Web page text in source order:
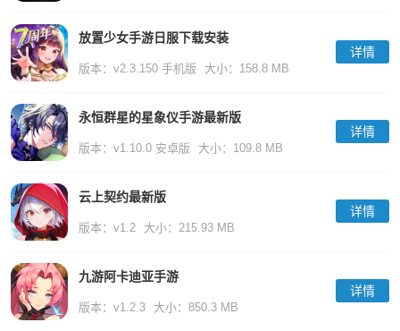
放置少女手游日服下载安装
版本：v2.3.150 手机版 大小：158.8 MB
详情
永恒群星的星象仪手游最新版
版本：v1.10.0 安卓版 大小：109.8 MB
详情
云上契约最新版
版本：v1.2 大小：215.93 MB
详情
九游阿卡迪亚手游
版本：v1.2.3 大小：850.3 MB
详情